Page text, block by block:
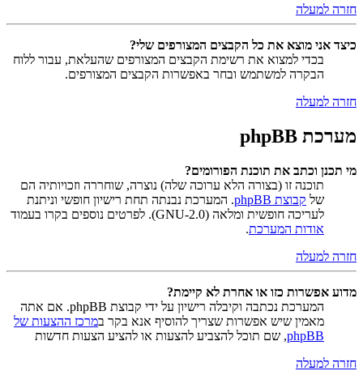
חזרה למעלה
כיצד אני מוצא את כל הקבצים המצורפים שלי?
בכדי למצוא את רשימת הקבצים המצורפים שהעלאת, עבור ללוח
הבקרה למשתמש ובחר באפשרות הקבצים המצורפים.
חזרה למעלה
מערכת phpBB
מי תכנן וכתב את תוכנת הפורומים?
תוכנה זו (בצורה הלא ערוכה שלה) נוצרה, שוחררה וזכויותיה הם
של קבוצת phpBB
. המערכת נבנתה תחת רישיון חופשי וניתנת
לעריכה חופשית ומלאה (GNU-2.0). לפרטים נוספים בקרו בעמוד
אודות המערכת.
חזרה למעלה
מדוע אפשרות כזו או אחרת לא קיימת?
המערכת נכתבה וקיבלה רישיון על ידי קבוצת phpBB. אם אתה
מאמין שיש אפשרות שצריך להוסיף אנא בקר במרכז ההצעות של
phpBB, שם תוכל להצביע להצעות או להציע הצעות חדשות
חזרה למעלה